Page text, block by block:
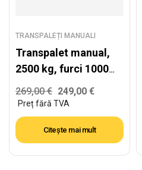
TRANSPALEȚI MANUALI
Transpalet manual,
2500 kg, furci 1000
mm
269,00€ 249,00 €
Citește mai mult